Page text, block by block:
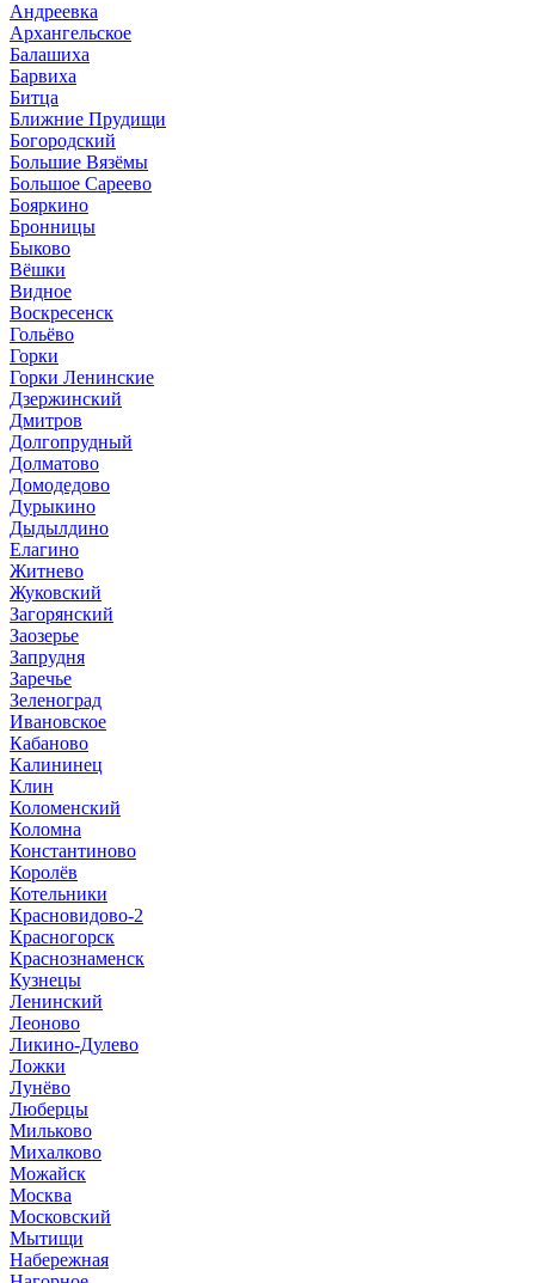
Андреевка
Архангельское
Балашиха
Барвиха
Битца
Ближние Прудищи
Богородский
Большие Вязёмы
Большое Сареево
Бояркино
Бронницы
Быково
Вёшки
Видное
Воскресенск
Гольёво
Горки
Горки Ленинские
Дзержинский
Дмитров
Долгопрудный
Долматово
Домодедово
Дурыкино
Дыдылдино
Елагино
Житнево
Жуковский
Загорянский
Заозерье
Запрудня
Заречье
Зеленоград
Ивановское
Кабаново
Калининец
Клин
Коломенский
Коломна
Константиново
Королёв
Котельники
Красновидово-2
Красногорск
Краснознаменск
Кузнецы
Ленинский
Леоново
Ликино-Дулево
Ложки
Лунёво
Люберцы
Мильково
Михалково
Можайск
Москва
Московский
Мытищи
Набережная